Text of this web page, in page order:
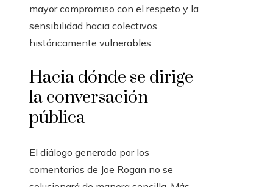
mayor compromiso con el respeto y la
sensibilidad hacia colectivos
históricamente vulnerables.
Hacia dónde se dirige
la conversación
pública
El diálogo generado por los
comentarios de Joe Rogan no se